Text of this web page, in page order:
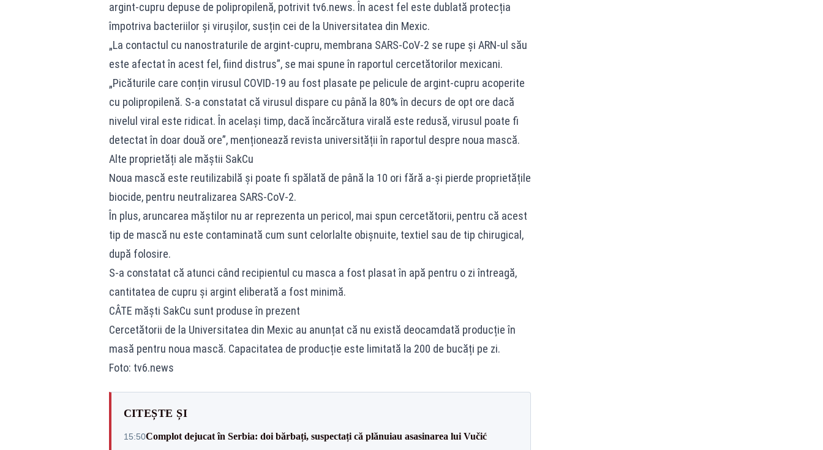
argint-cupru depuse de polipropilenă, potrivit tv6.news. În acest fel este dublată protecția
împotriva bacteriilor și virușilor, susțin cei de la Universitatea din Mexic.
„La contactul cu nanostraturile de argint-cupru, membrana SARS-CoV-2 se rupe și ARN-ul său
este afectat în acest fel, fiind distrus”, se mai spune în raportul cercetătorilor mexicani.
„Picăturile care conțin virusul COVID-19 au fost plasate pe pelicule de argint-cupru acoperite
cu polipropilenă. S-a constatat că virusul dispare cu până la 80% în decurs de opt ore dacă
nivelul viral este ridicat. În același timp, dacă încărcătura virală este redusă, virusul poate fi
detectat în doar două ore”, menționează revista universității în raportul despre noua mască.
Alte proprietăți ale măștii SakCu
Noua mască este reutilizabilă și poate fi spălată de până la 10 ori fără a-și pierde proprietățile
biocide, pentru neutralizarea SARS-CoV-2.
În plus, aruncarea măștilor nu ar reprezenta un pericol, mai spun cercetătorii, pentru că acest
tip de mască nu este contaminată cum sunt celorlalte obișnuite, textiel sau de tip chirugical,
după folosire.
S-a constatat că atunci când recipientul cu masca a fost plasat în apă pentru o zi întreagă,
cantitatea de cupru și argint eliberată a fost minimă.
CÂTE măști SakCu sunt produse în prezent
Cercetătorii de la Universitatea din Mexic au anunțat că nu există deocamdată producție în
masă pentru noua mască. Capacitatea de producție este limitată la 200 de bucăți pe zi.
Foto: tv6.news
CITEȘTE ȘI
15:50Complot dejucat în Serbia: doi bărbați, suspectați că plănuiau asasinarea lui Vučić